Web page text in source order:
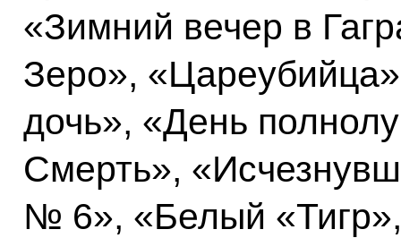
«Зимний вечер в
Зеро»,
дочь», «День
Смерть»,
№ 6», «Белый